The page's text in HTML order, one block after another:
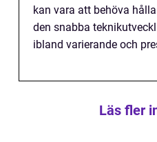
kan vara att behöva
den snabba
ibland varierande och
Läs fler